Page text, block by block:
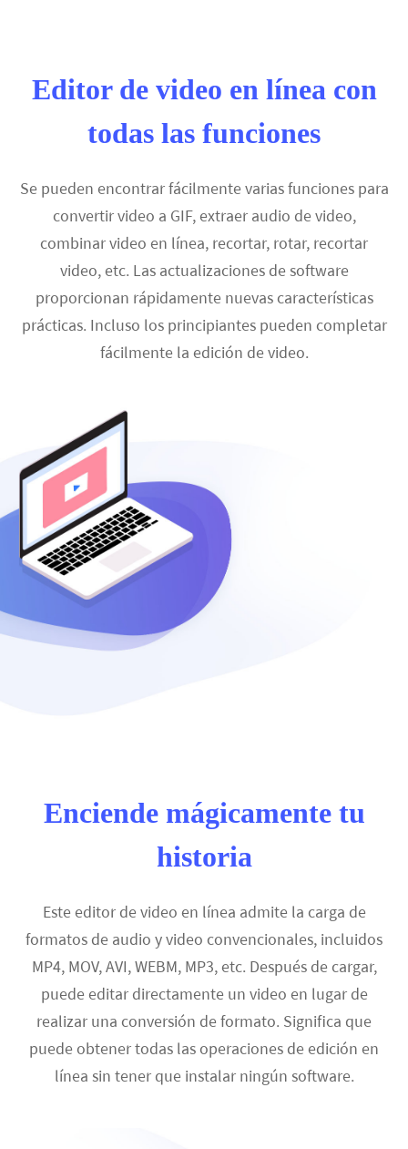
Editor de video en línea con
todas las funciones
Se pueden encontrar fácilmente varias funciones para
convertir video a GIF, extraer audio de video,
combinar video en línea, recortar, rotar, recortar
video, etc. Las actualizaciones de software
proporcionan rápidamente nuevas características
prácticas. Incluso los principiantes pueden completar
fácilmente la edición de video.
Enciende mágicamente tu
historia
Este editor de video en línea admite la carga de
formatos de audio y video convencionales, incluidos
MP4, MOV, AVI, WEBM, MP3, etc. Después de cargar,
puede editar directamente un video en lugar de
realizar una conversión de formato. Significa que
puede obtener todas las operaciones de edición en
línea sin tener que instalar ningún software.